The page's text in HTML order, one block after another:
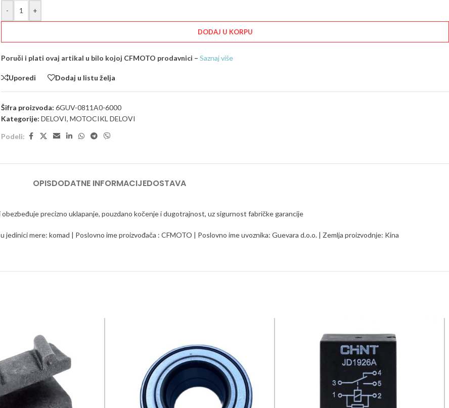
- +
DODAJ U KORPU
Poruči i plati ovaj artikal u bilo kojoj CFMOTO prodavnici – Saznaj više
Uporedi Dodaj u listu želja
Šifra proizvoda: 6GUV-0811A0-6000
Kategorije: DELOVI, MOTOCIKL DELOVI
Podeli:
OPISDODATNE INFORMACIJEDOSTAVA
precizno uklapanje, pouzdano kočenje i dugotrajnost, uz sigurnost fabričke garancije
mere: komad | Poslovno ime proizvođača : CFMOTO | Poslovno ime uvoznika: Guevara d.o.o. | Zemlja proizvodnje: Kina